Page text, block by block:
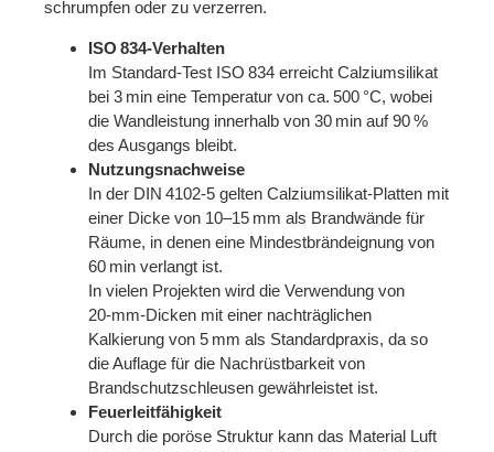
schrumpfen oder zu verzerren.
ISO 834‑Verhalten
Im Standard-Test ISO 834 erreicht Calziumsilikat
bei 3 min eine Temperatur von ca. 500 °C, wobei
die Wandleistung innerhalb von 30 min auf 90 %
des Ausgangs bleibt.
Nutzungsnachweise
In der DIN 4102‑5 gelten Calziumsilikat‑Platten mit
einer Dicke von 10–15 mm als Brandwände für
Räume, in denen eine Mindestbrändeignung von
60 min verlangt ist.
In vielen Projekten wird die Verwendung von
20‑mm‑Dicken mit einer nachträglichen
Kalkierung von 5 mm als Standardpraxis, da so
die Auflage für die Nachrüstbarkeit von
Brandschutzschleusen gewährleistet ist.
Feuerleitfähigkeit
Durch die poröse Struktur kann das Material Luft